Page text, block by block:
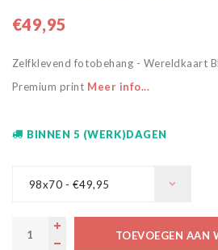
€49,95
Zelfklevend fotobehang - Wereldkaart
Premium print Meer info...
BINNEN 5 (WERK)DAGEN
98x70 - €49,95
TOEVOEGEN AAN